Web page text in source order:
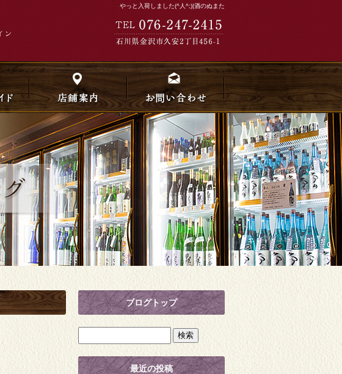
やっと入荷しました(^人^;)|酒のぬまた
ブログトップ
最近の投稿